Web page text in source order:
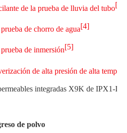
de la prueba de lluvia del tubo[3]
de chorro de agua[4]
de inmersión[5]
de alta presión de alta
integradas X9K de IPX1-
de polvo